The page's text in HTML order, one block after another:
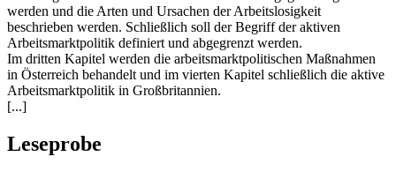
werden und die Arten und Ursachen der Arbeitslosigkeit
beschrieben werden. Schließlich soll der Begriff der aktiven
Arbeitsmarktpolitik definiert und abgegrenzt werden.
Im dritten Kapitel werden die arbeitsmarktpolitischen Maßnahmen
in Österreich behandelt und im vierten Kapitel schließlich die aktive
Arbeitsmarktpolitik in Großbritannien.
[...]
Leseprobe